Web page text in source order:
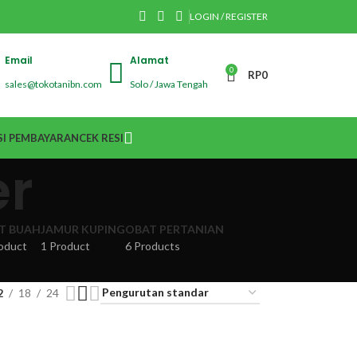
LOGIN / REGISTER
Email
sales@tokotanibn.com
Alamat
Solo / Jawa Tengah
0 RP0
PEMBAYARANCEK RESI
BUAHJAMUR KUPING
1 Product
OBAT PERTANIAN
6 Products
18 24